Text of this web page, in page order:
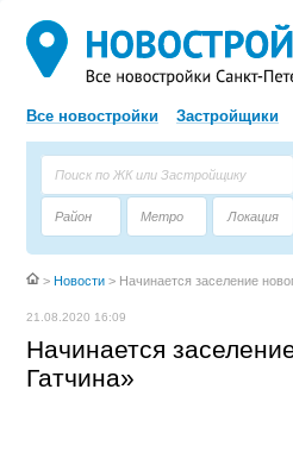
Все новостройки Застройщики
Район Метро Локация
> Новости > Начинается заселение
21.08.2020 16:09
Начинается
Гатчина»